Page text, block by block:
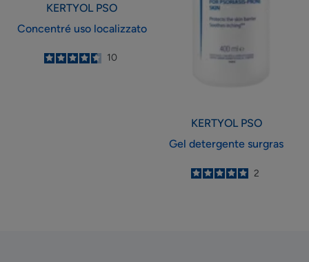
KERTYOL PSO
Concentré uso localizzato
4.6
/5
10
KERTYOL PSO
Gel detergente surgras
5
/
5
2